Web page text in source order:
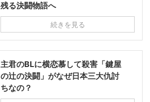
残る決闘物語へ
続きを見る
主君のBLに横恋慕して殺害「鍵屋
の辻の決闘」がなぜ日本三大仇討
ちなの？